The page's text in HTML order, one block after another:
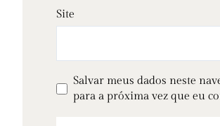
Site
Salvar meus dados neste
para a próxima vez que eu